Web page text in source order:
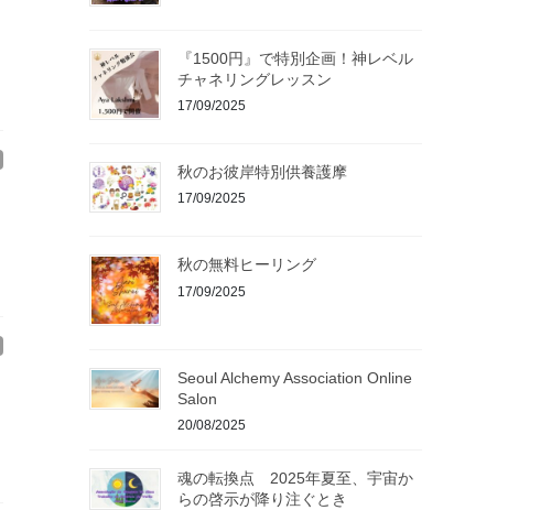
『1500円』で特別企画！神レベル
チャネリングレッスン
17/09/2025
秋のお彼岸特別供養護摩
17/09/2025
秋の無料ヒーリング
17/09/2025
Seoul Alchemy Association Online
Salon
20/08/2025
魂の転換点 2025年夏至、宇宙か
らの啓示が降り注ぐとき